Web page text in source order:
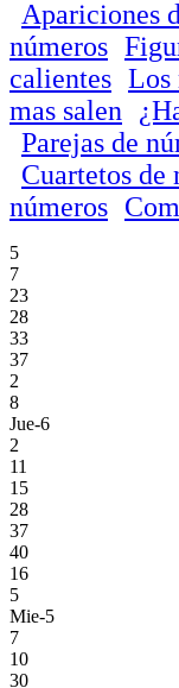
Apariciones
números
calientes Los
mas salen
Parejas de
Cuartetos de
números
5
7
23
28
33
37
2
8
Jue-6
2
11
15
28
37
40
16
5
Mie-5
7
10
30